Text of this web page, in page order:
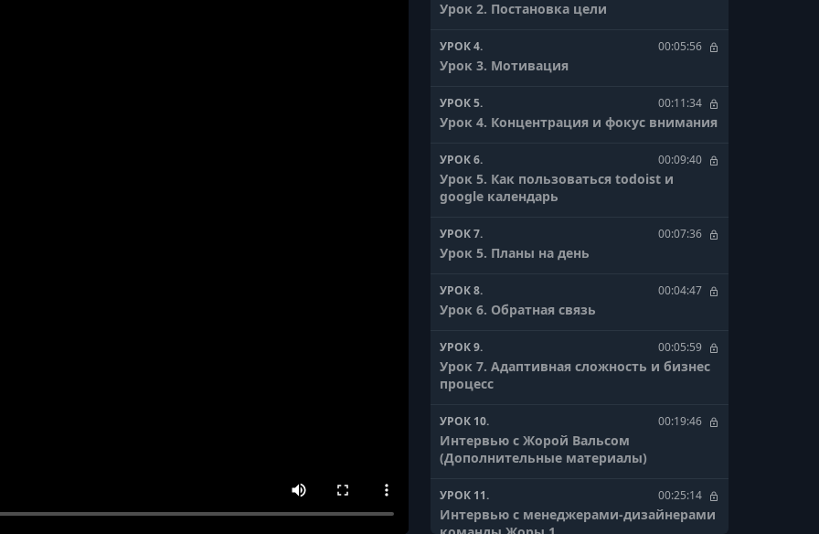
Урок 2. Постановка цели
УРОК 4. 00:05:56
Урок 3. Мотивация
УРОК 5. 00:11:34
Урок 4. Концентрация и фокус внимания
УРОК 6. 00:09:40
Урок 5. Как пользоваться todoist и
google календарь
УРОК 7. 00:07:36
Урок 5. Планы на день
УРОК 8. 00:04:47
Урок 6. Обратная связь
УРОК 9. 00:05:59
Урок 7. Адаптивная сложность и бизнес
процесс
УРОК 10. 00:19:46
Интервью с Жорой Вальсом
(Дополнительные материалы)
УРОК 11. 00:25:14
Интервью с менеджерами-дизайнерами